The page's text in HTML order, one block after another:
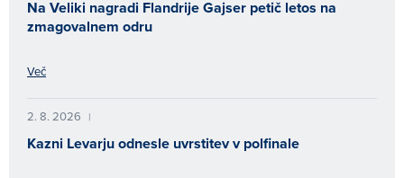
Na Veliki nagradi Flandrije Gajser petič letos na
zmagovalnem odru
Več
2. 8. 2026 |
Kazni Levarju odnesle uvrstitev v polfinale